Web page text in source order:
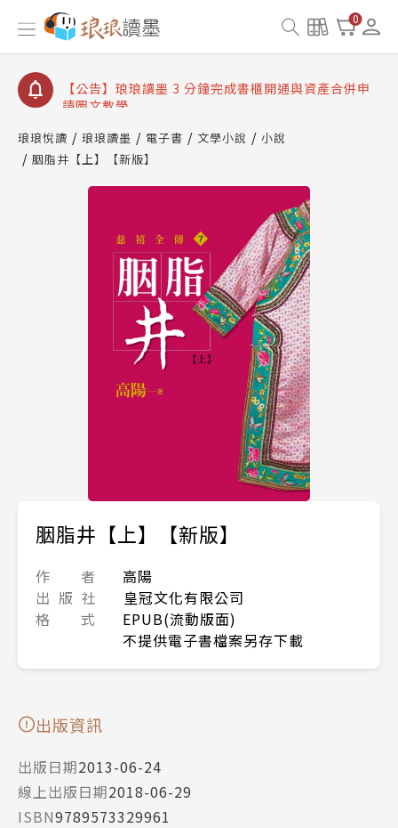
0
【公告】琅琅讀墨數位閱讀資產合併與書櫃開通申請
【公告】琅琅讀墨書櫃開通常見問題
【公告】琅琅讀墨 3 分鐘完成書櫃開通與資產合併申
請圖文教學
查詢
【公告】琅琅讀墨數位閱讀資產合併與書櫃開通申請
琅琅悅讀 琅琅讀墨 電子書 文學小說
小說
胭脂井【上】【新版】
胭脂井【上】【新版】
作 者
高陽
出 版 社
皇冠文化有限公司
格 式
EPUB(流動版面)
不提供電子書檔案另存下載
出版資訊
出版日期2013-06-24
線上出版日期2018-06-29
ISBN9789573329961